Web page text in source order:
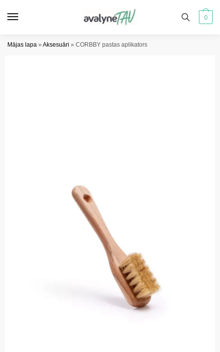
0
Mājas lapa » Aksesuāri » CORBBY pastas aplikators